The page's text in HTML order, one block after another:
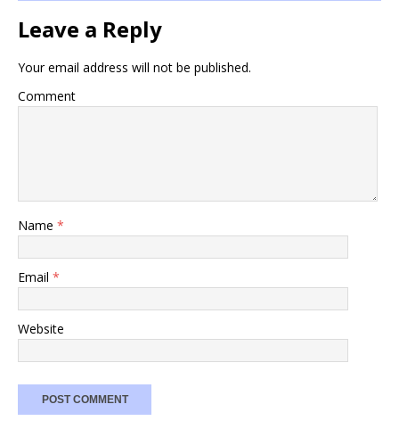
Leave a Reply
Your email address will not be published.
Comment
Name *
Email *
Website